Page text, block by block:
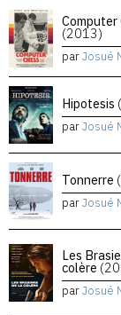
Computer
(2013)
parJosué
Hipotesis
parJosué
Tonnerre
parJosué
Les
colère
parJosué